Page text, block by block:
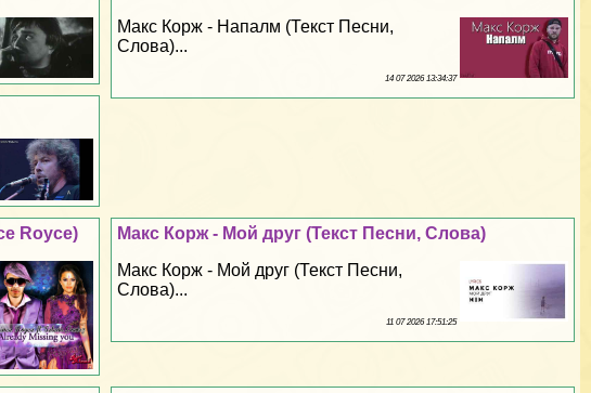
Макс Корж - Напалм (Текст Песни,
Слова)...
14 07 2026 13:34:37
Макс Корж - Мой друг (Текст Песни, Слова)
Макс Корж - Мой друг (Текст Песни,
Слова)...
11 07 2026 17:51:25
Royce)